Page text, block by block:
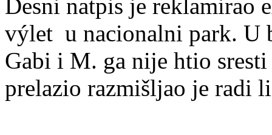
Desni natpis je reklamirao
výlet u nacionalni park. U
Gabi i M. ga nije htio
prelazio razmišljao je radi